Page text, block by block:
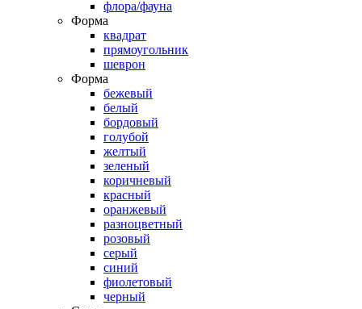
флора/фауна
Форма
квадрат
прямоугольник
шеврон
Форма
бежевый
белый
бордовый
голубой
желтый
зеленый
коричневый
красный
оранжевый
разноцветный
розовый
серый
синий
фиолетовый
черный